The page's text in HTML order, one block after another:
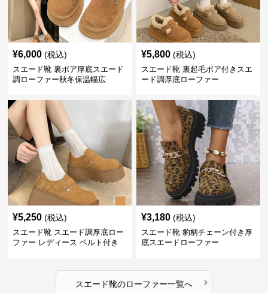
¥6,000 (税込)
スエード靴 裏ボア厚底スエード
調ローファー秋冬保温幅広
¥5,800 (税込)
スエード靴 裏起毛ボア付きスエ
ード調厚底ローファー
¥5,250 (税込)
スエード靴 スエード調厚底ロー
ファー レディース ベルト付き
¥3,180 (税込)
スエード靴 豹柄チェーン付き厚
底スエードローファー
スエード靴のローファー一覧へ ›